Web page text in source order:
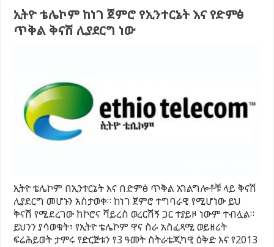
ኢትዮ ቴሌኮም ከነገ ጀምሮ የኢንተርኔት እና የድምፅ
ጥቅል ቅናሽ ሊያደርግ ነው
ኢትዮ ቴሌኮም በኢንተርኔት እና በድምፅ ጥቅል አገልግሎቶቹ ላይ ቅናሽ
ሊያደርግ መሆኑን አስታወቀ። ከነገ ጀምሮ ተግባራዊ የሚሆነው ይህ
ቅናሽ የሚደረገው ከኮሮና ቫይረስ ወረርሽኝ ጋር ተያይዞ ነውም ተብሏል።
ይህንን ያሳወቁት፣ የኢትዮ ቴሌኮም ዋና ስራ አስፈጻሚ ወይዘሪት
ፍሬሕይወት ታምሩ የድርጅቱን የ3 ዓመት ስትራቴጂካዊ ዕቅድ እና የ2013